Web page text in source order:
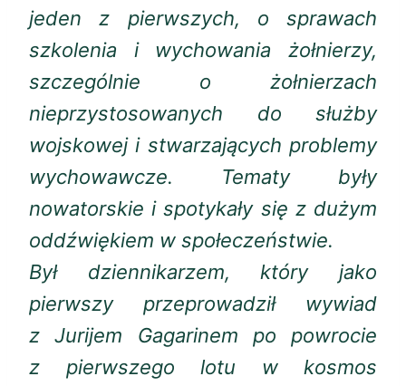
jeden z pierwszych, o sprawach
szkolenia i wychowania żołnierzy,
szczególnie o żołnierzach
nieprzystosowanych do służby
wojskowej i stwarzających problemy
wychowawcze. Tematy były
nowatorskie i spotykały się z dużym
oddźwiękiem w społeczeństwie.
Był dziennikarzem, który jako
pierwszy przeprowadził wywiad
z Jurijem Gagarinem po powrocie
z pierwszego lotu w kosmos